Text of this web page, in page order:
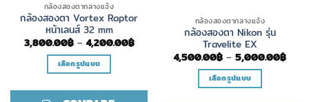
กล้องสองตากลางแจ้ง
กล้องสองตา Vortex Raptor
หน้าเลนส์ 32 mm
3,800.00฿ – 4,200.00฿Price
range:
3,800.00฿
เลือกรูปแบบ
product
กล้องสองตากลางแจ้ง
กล้องสองตา Nikon รุ่น
Travelite EX
4,500.00฿ – 5,000.00฿Price
เลือกรูปแบบ
฿